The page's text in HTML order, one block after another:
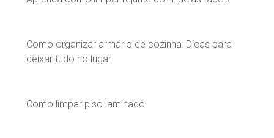
Como organizar armário de cozinha: Dicas para
deixar tudo no lugar
Como limpar piso laminado